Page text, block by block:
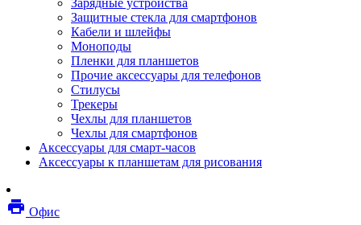
сканирования
Сетевое оборудование
Маршрутизаторы
Модемы
Точки доступа
Сетевые адаптеры
Коммутаторы
Расширители беспроводной сети
Wi-fi антенны
Инструмент
Кабель
Монтажные компоненты
Защитные стекла для смартфонов
Кабели и шлейфы
Моноподы
Пленки для планшетов
Прочие аксессуары для телефонов
Стилусы
Трекеры
Чехлы для планшетов
Чехлы для смартфонов
Аксессуары для смарт-часов
Аксессуары к планшетам для рисования
local_printshop Офис